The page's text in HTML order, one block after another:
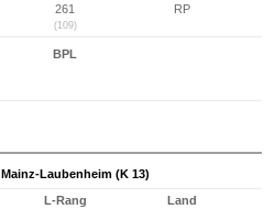
261
(109)
RP
BPL
Laubenheim (K 13)
L-Rang
Land